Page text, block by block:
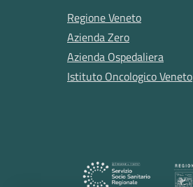
Regione Veneto
Azienda Zero
Azienda Ospedaliera
Istituto Oncologico Veneto